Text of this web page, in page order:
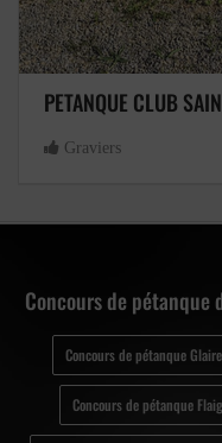
PETANQUE CLUB
Graviers
Concours de
Concours de pétanque Glaire
Concours de pétanque